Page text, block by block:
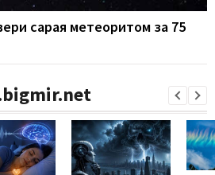
сарая метеоритом за 75